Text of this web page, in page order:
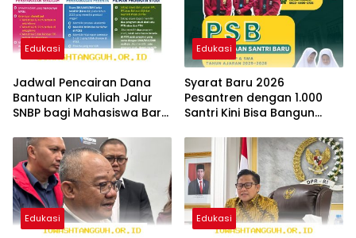
Edukasi
Jadwal Pencairan Dana
Bantuan KIP Kuliah Jalur
SNBP bagi Mahasiswa Baru
Edukasi
Syarat Baru 2026
Pesantren dengan 1.000
Santri Kini Bisa Bangun
Edukasi Edukasi